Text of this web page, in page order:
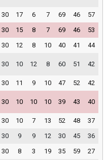
30 17 6 7 69 46
57
30 15 8 7 69 46
53
30 12 8 10 40 41 44
30 10 12 8 60 51 42
30 11 9 10 47 52 42
30 10 10 10 39 43 40
30 10 7 13 52 48
37
30 9 9 12 30 45
36
30 8 3 19 35 59
27